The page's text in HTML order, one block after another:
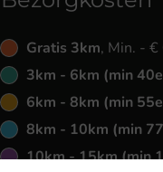
Gratis 3km, Min. -
3km - 6km (min
6km - 8km (min
8km - 10km (min
10km - 15km (min